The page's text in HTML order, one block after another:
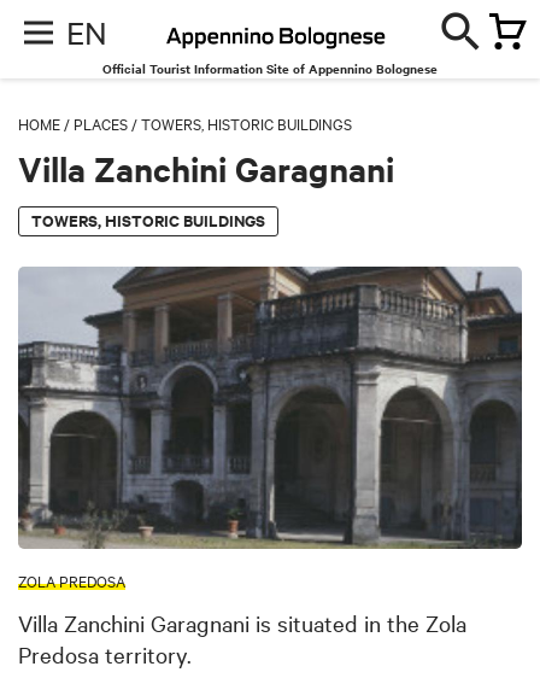
EN
Official Tourist Information Site of Appennino Bolognese
HOME / PLACES /TOWERS, HISTORIC BUILDINGS
Villa Zanchini Garagnani
TOWERS, HISTORIC BUILDINGS
ZOLA PREDOSA
Villa Zanchini Garagnani is situated in the Zola
Predosa territory.